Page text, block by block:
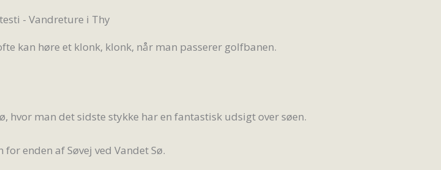
kan høre et klonk, klonk, når man passerer golfbanen.
hvor man det sidste stykke har en fantastisk udsigt over søen.
enden af Søvej ved Vandet Sø.